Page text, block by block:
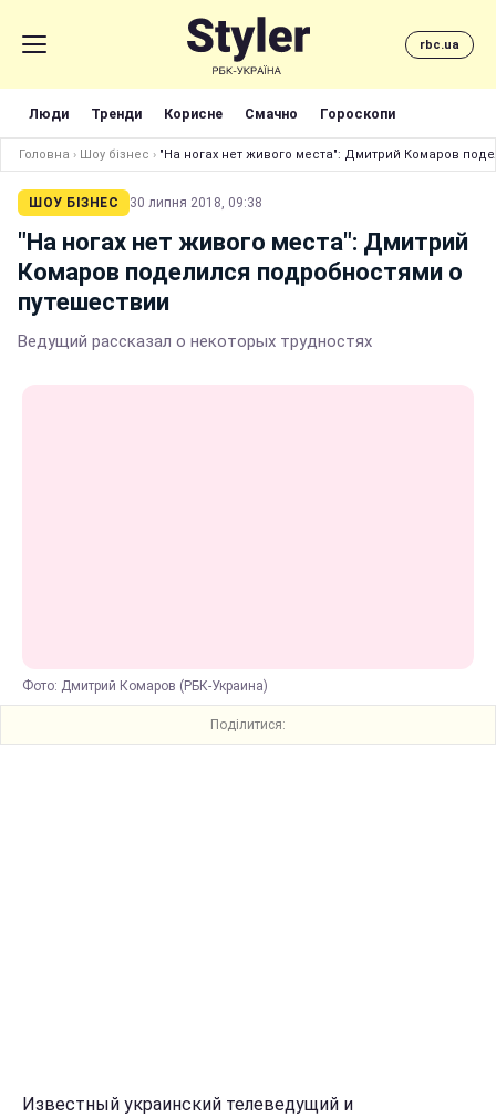
rbc.ua
Люди Тренди Корисне Смачно Гороскопи
Головна › Шоу бізнес › "На ногах нет живого места": Дмитрий Комаров
ШОУ БІЗНЕС 30 липня 2018, 09:38
"На ногах нет живого места": Дмитрий
Комаров поделился подробностями о
путешествии
Ведущий рассказал о некоторых трудностях
Фото: Дмитрий Комаров (РБК-Украина)
Поділитися:
Известный украинский телеведущий и